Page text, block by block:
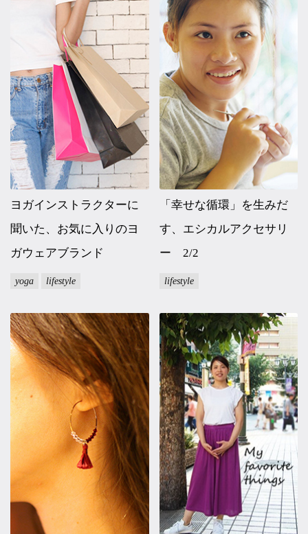
ヨガインストラクターに
聞いた、お気に入りのヨ
ガウェアブランド
yoga lifestyle
「幸せな循環」を生みだ
す、エシカルアクセサリ
ー 2/2
lifestyle